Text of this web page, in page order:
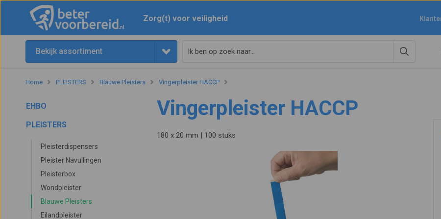
Zorg(t) voor veiligheid
Bekijk assortiment
Home PLEISTERS Blauwe Pleisters Vingerpleister HACCP
EHBO
PLEISTERS
Pleisterdispensers
Pleister Navullingen
Pleisterbox
Wondpleister
Blauwe Pleisters
Eilandpleister
Vingerpleister HACCP
180 x 20 mm | 100 stuks